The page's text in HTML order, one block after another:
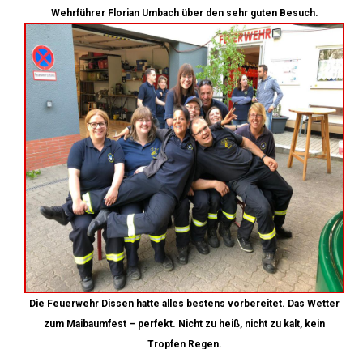
Wehrführer Florian Umbach über den sehr guten Besuch.
Die Feuerwehr Dissen hatte alles bestens vorbereitet. Das Wetter
zum Maibaumfest – perfekt. Nicht zu heiß, nicht zu kalt, kein
Tropfen Regen.